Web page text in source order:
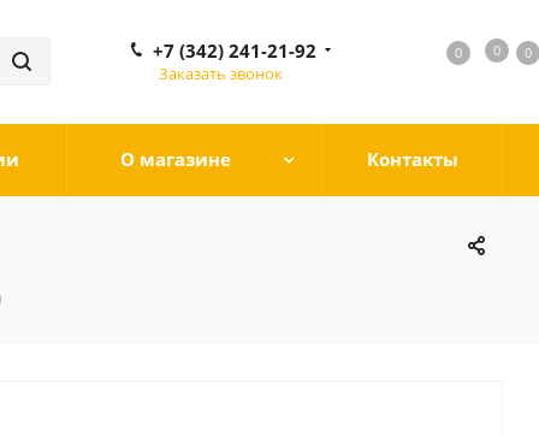
0 0 0
0
+7 (342) 241-21-92
Заказать звонок
О магазине Контакты